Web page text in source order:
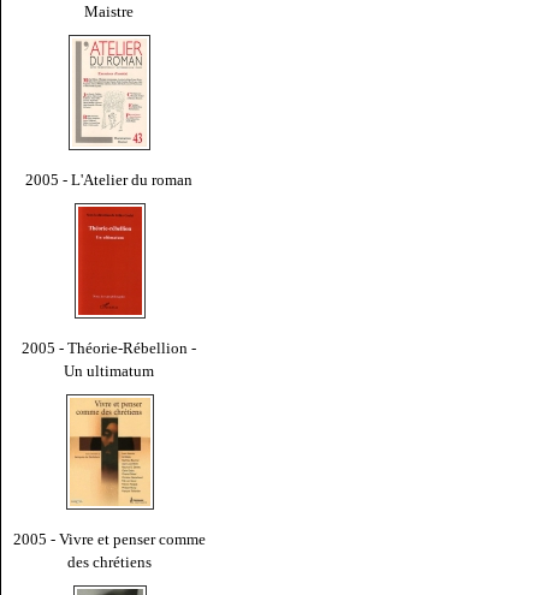
Maistre
2005 - L'Atelier du roman
2005 - Théorie-Rébellion -
Un ultimatum
2005 - Vivre et penser comme
des chrétiens